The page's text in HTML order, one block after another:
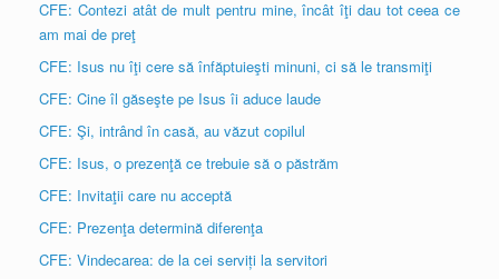
CFE: Contezi atât de mult pentru mine, încât îţi dau tot ceea ce
am mai de preţ
CFE: Isus nu îţi cere să înfăptuieşti minuni, ci să le transmiţi
CFE: Cine îl găseşte pe Isus îi aduce laude
CFE: Şi, intrând în casă, au văzut copilul
CFE: Isus, o prezenţă ce trebuie să o păstrăm
CFE: Invitaţii care nu acceptă
CFE: Prezenţa determină diferenţa
CFE: Vindecarea: de la cei serviți la servitori